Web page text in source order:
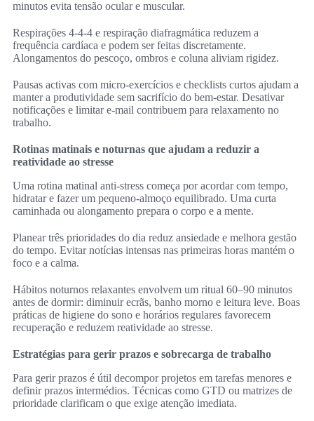
minutos evita tensão ocular e muscular.
Respirações 4-4-4 e respiração diafragmática reduzem a
frequência cardíaca e podem ser feitas discretamente.
Alongamentos do pescoço, ombros e coluna aliviam rigidez.
Pausas activas com micro‑exercícios e checklists curtos ajudam a
manter a produtividade sem sacrifício do bem‑estar. Desativar
notificações e limitar e‑mail contribuem para relaxamento no
trabalho.
Rotinas matinais e noturnas que ajudam a reduzir a
reatividade ao stresse
Uma rotina matinal anti‑stress começa por acordar com tempo,
hidratar e fazer um pequeno-almoço equilibrado. Uma curta
caminhada ou alongamento prepara o corpo e a mente.
Planear três prioridades do dia reduz ansiedade e melhora gestão
do tempo. Evitar notícias intensas nas primeiras horas mantém o
foco e a calma.
Hábitos noturnos relaxantes envolvem um ritual 60–90 minutos
antes de dormir: diminuir ecrãs, banho morno e leitura leve. Boas
práticas de higiene do sono e horários regulares favorecem
recuperação e reduzem reatividade ao stresse.
Estratégias para gerir prazos e sobrecarga de trabalho
Para gerir prazos é útil decompor projetos em tarefas menores e
definir prazos intermédios. Técnicas como GTD ou matrizes de
prioridade clarificam o que exige atenção imediata.